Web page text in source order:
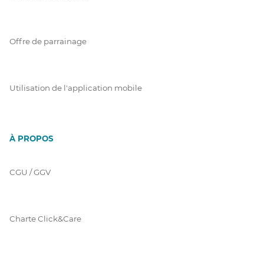
Offre de parrainage
Utilisation de l'application mobile
À PROPOS
CGU / GGV
Charte Click&Care